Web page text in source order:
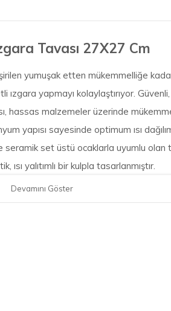
Tavası 27X27 Cm
yumuşak etten mükemmelliğe
ızgara yapmayı kolaylaştırıyor.
hassas malzemeler üzerinde
yapısı sayesinde optimum ısı
seramik set üstü ocaklarla uyumlu olan
yalıtımlı bir kulpla tasarlanmıştır.
Devamını Göster